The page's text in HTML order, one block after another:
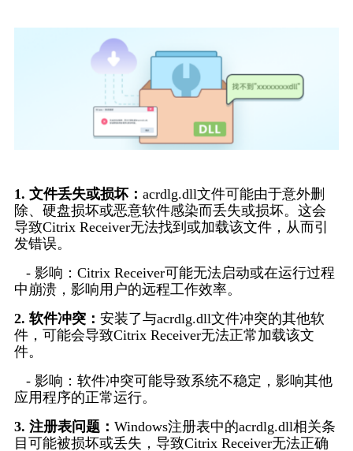
1. 文件丢失或损坏： acrdlg.dll文件可能由于意外删
除、硬盘损坏或恶意软件感染而丢失或损坏。这会
导致Citrix Receiver无法找到或加载该文件，从而引
发错误。
- 影响：Citrix Receiver可能无法启动或在运行过程
中崩溃，影响用户的远程工作效率。
2. 软件冲突： 安装了与acrdlg.dll文件冲突的其他软
件，可能会导致Citrix Receiver无法正常加载该文
件。
- 影响：软件冲突可能导致系统不稳定，影响其他
应用程序的正常运行。
3. 注册表问题： Windows注册表中的acrdlg.dll相关条
目可能被损坏或丢失，导致Citrix Receiver无法正确